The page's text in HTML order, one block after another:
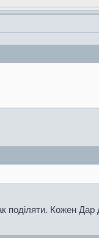
поділяти. Кожен